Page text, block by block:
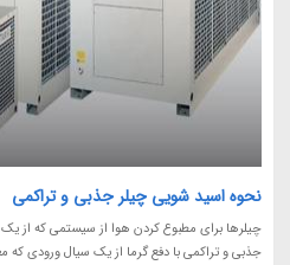
نحوه اسید شویی چیلر جذبی و تراکمی
چیلرها برای مطبوع کردن هوا از سیستمی که از
جذبی و تراکمی با دفع گرما از یک سیال ورودی